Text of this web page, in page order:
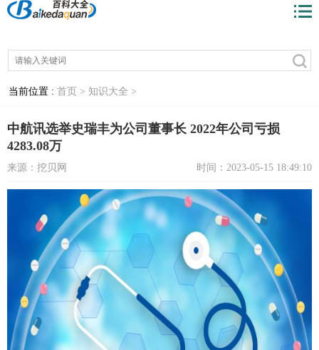
当前位置 : 首页 > 知识大全 >
中航讯选举史瑞丰为公司董事长 2022年公司亏损
4283.08万
来源：挖贝网 时间：2023-05-15 18:49:10